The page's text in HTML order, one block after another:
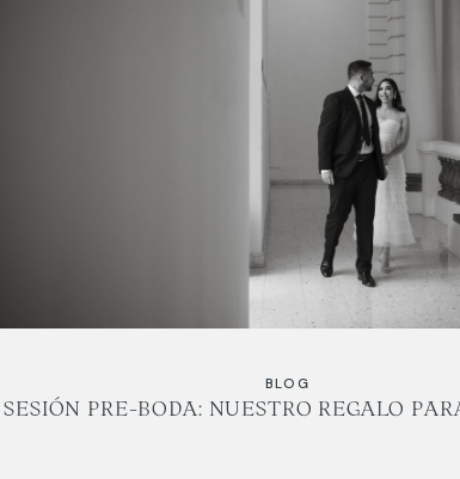
BLOG
SESIÓN PRE-BODA: NUESTRO REGALO